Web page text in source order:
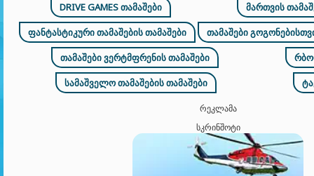
DRIVE GAMES ᲗᲐᲛᲐᲨᲔᲑᲘ
ᲛᲐᲠᲗᲕᲘᲡ
ᲤᲐᲜᲢᲐᲡᲢᲘᲙᲣᲠᲘ ᲗᲐᲛᲐᲨᲔᲑᲘᲡ ᲗᲐᲛᲐᲨᲔᲑᲘ
ᲗᲐᲛᲐᲨᲔᲑᲘ
ᲗᲐᲛᲐᲨᲔᲑᲘ ᲕᲔᲠᲢᲛᲤᲠᲔᲜᲘᲡ ᲗᲐᲛᲐᲨᲔᲑᲘ
ᲡᲐᲛᲐᲨᲕᲔᲚᲝ ᲗᲐᲛᲐᲨᲔᲑᲘᲡ ᲗᲐᲛᲐᲨᲔᲑᲘ
ᲠᲔᲙᲚᲐᲛᲐ
ᲡᲙᲠᲘᲜᲨᲝᲢᲘ